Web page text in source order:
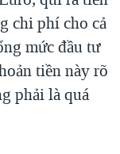
chi phí cho cả
mức đầu tư
tiền này rõ
phải là quá